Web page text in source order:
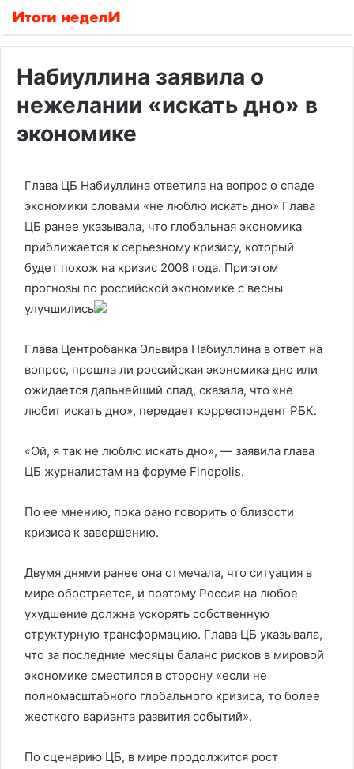
Набиуллина заявила о
нежелании «искать дно» в
экономике
Глава ЦБ Набиуллина ответила на вопрос о спаде
экономики словами «не люблю искать дно» Глава
ЦБ ранее указывала, что глобальная экономика
приближается к серьезному кризису, который
будет похож на кризис 2008 года. При этом
прогнозы по российской экономике с весны
улучшились
Глава Центробанка Эльвира Набиуллина в ответ на
вопрос, прошла ли российская экономика дно или
ожидается дальнейший спад, сказала, что «не
любит искать дно», передает корреспондент РБК.
«Ой, я так не люблю искать дно», — заявила глава
ЦБ журналистам на форуме Finopolis.
По ее мнению, пока рано говорить о близости
кризиса к завершению.
Двумя днями ранее она отмечала, что ситуация в
мире обостряется, и поэтому Россия на любое
ухудшение должна ускорять собственную
структурную трансформацию. Глава ЦБ указывала,
что за последние месяцы баланс рисков в мировой
экономике сместился в сторону «если не
полномасштабного глобального кризиса, то более
жесткого варианта развития событий».
По сценарию ЦБ, в мире продолжится рост